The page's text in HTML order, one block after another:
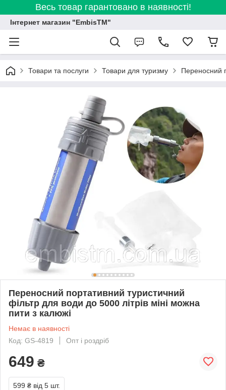
Весь товар гарантовано в наявності!
Інтернет магазин "EmbisTM"
Товари та послуги Товари для туризму Переносний
Переносний портативний туристичний
фільтр для води до 5000 літрів міні можна
пити з калюжі
Немає в наявності
Код: GS-4819
Опт і роздріб
649 ₴
599 ₴ від 5 шт.